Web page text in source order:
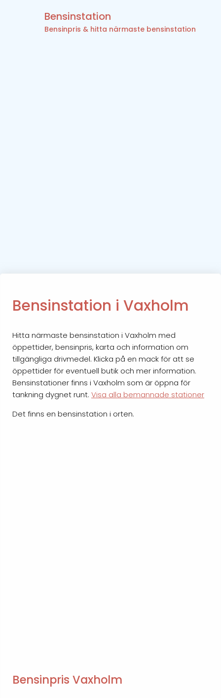
Bensinstation
Bensinpris & hitta närmaste bensinstation
Bensinstation i Vaxholm
Hitta närmaste bensinstation i Vaxholm med
öppettider, bensinpris, karta och information om
tillgängliga drivmedel. Klicka på en mack för att se
öppettider för eventuell butik och mer information.
Bensinstationer finns i Vaxholm som är öppna för
tankning dygnet runt. Visa alla bemannade stationer
Det finns en bensinstation i orten.
Bensinpris Vaxholm